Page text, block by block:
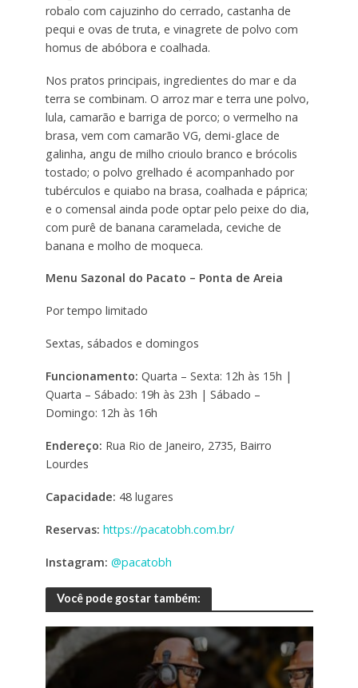
robalo com cajuzinho do cerrado, castanha de
pequi e ovas de truta, e vinagrete de polvo com
homus de abóbora e coalhada.
Nos pratos principais, ingredientes do mar e da
terra se combinam. O arroz mar e terra une polvo,
lula, camarão e barriga de porco; o vermelho na
brasa, vem com camarão VG, demi-glace de
galinha, angu de milho crioulo branco e brócolis
tostado; o polvo grelhado é acompanhado por
tubérculos e quiabo na brasa, coalhada e páprica;
e o comensal ainda pode optar pelo peixe do dia,
com purê de banana caramelada, ceviche de
banana e molho de moqueca.
Menu Sazonal do Pacato – Ponta de Areia
Por tempo limitado
Sextas, sábados e domingos
Funcionamento: Quarta – Sexta: 12h às 15h |
Quarta – Sábado: 19h às 23h | Sábado –
Domingo: 12h às 16h
Endereço: Rua Rio de Janeiro, 2735, Bairro
Lourdes
Capacidade: 48 lugares
Reservas: https://pacatobh.com.br/
Instagram: @pacatobh
Você pode gostar também: